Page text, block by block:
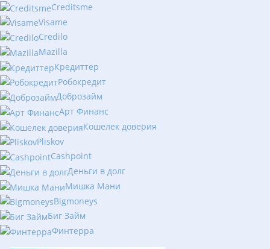
Creditsme
Visame
Credilo
Mazilla
Кредиттер
Робокредит
Доброзайм
Арт Финанс
Кошелек доверия
Pliskov
Cashpoint
Деньги в долг
Мишка Мани
Bigmoneys
Биг Займ
Финтерра